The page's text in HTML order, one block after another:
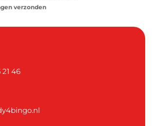
verzonden
21 46